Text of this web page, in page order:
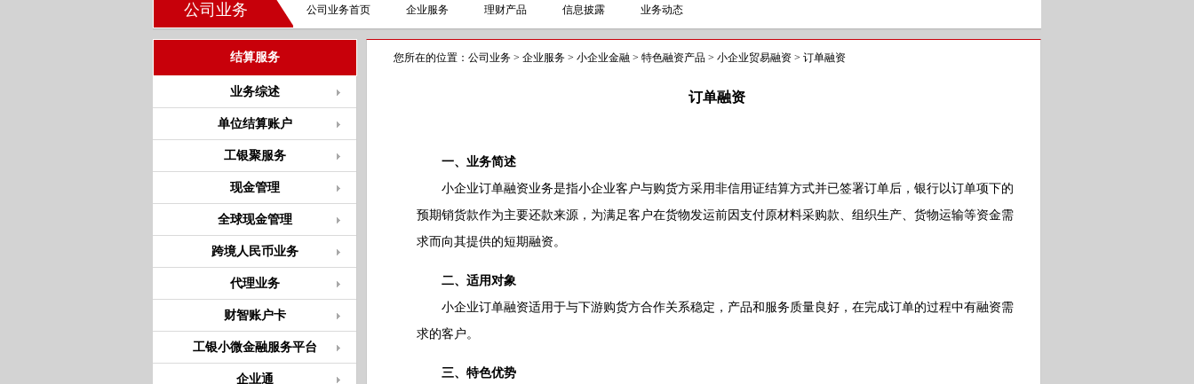
公司业务 公司业务首页 企业服务 理财产品 信息披露 业务动态
结算服务
业务综述
单位结算账户
工银聚服务
现金管理
全球现金管理
跨境人民币业务
代理业务
财智账户卡
工银小微金融服务平台
企业通
您所在的位置： 公司业务 > 企业服务 > 小企业金融 > 特色融资产品 > 小企业贸易融资 > 订单融资
订单融资
一、业务简述
小企业订单融资业务是指小企业客户与购货方采用非信用证结算方式并已签署订单后，银行以订单项下的
预期销货款作为主要还款来源，为满足客户在货物发运前因支付原材料采购款、组织生产、货物运输等资金需
求而向其提供的短期融资。
二、适用对象
小企业订单融资适用于与下游购货方合作关系稳定，产品和服务质量良好，在完成订单的过程中有融资需
求的客户。
三、特色优势